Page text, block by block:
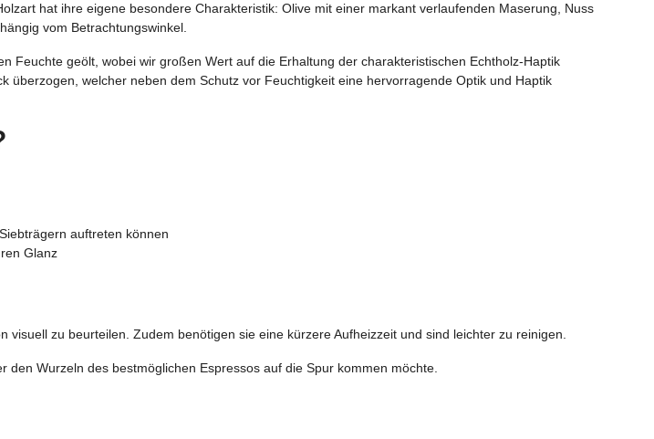
hat ihre eigene besondere Charakteristik: Olive mit einer markant verlaufenden Maserung, Nuss
vom Betrachtungswinkel.
Feuchte geölt, wobei wir großen Wert auf die Erhaltung der charakteristischen Echtholz-Haptik
welcher neben dem Schutz vor Feuchtigkeit eine hervorragende Optik und Haptik
auftreten können
Glanz
zu beurteilen. Zudem benötigen sie eine kürzere Aufheizzeit und sind leichter zu reinigen.
Wurzeln des bestmöglichen Espressos auf die Spur kommen möchte.